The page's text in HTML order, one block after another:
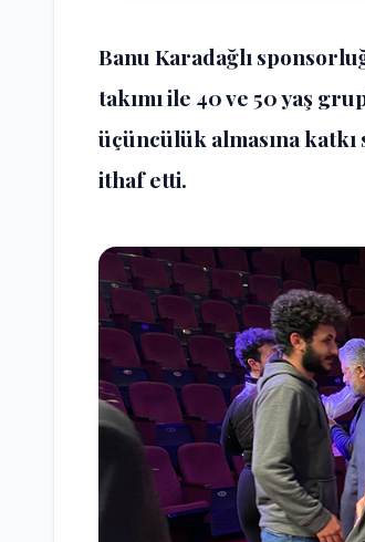
Banu Karadağlı
takımı ile 40 ve 50 yaş
üçüncülük almasına
ithaf etti.